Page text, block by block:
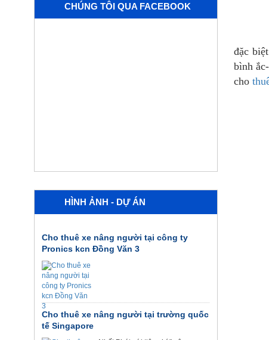
CHÚNG TÔI QUA FACEBOOK
HÌNH ẢNH - DỰ ÁN
Cho thuê xe nâng người tại công ty
Pronics kcn Đồng Văn 3
Cho thuê xe nâng người tại trường quốc
tế Singapore
đặc
bình
cho